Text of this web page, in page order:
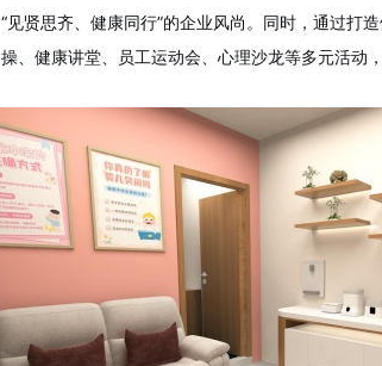
“见贤思齐、健康同行”的企业风尚。同时，通过打
操、健康讲堂、员工运动会、心理沙龙等多元活动